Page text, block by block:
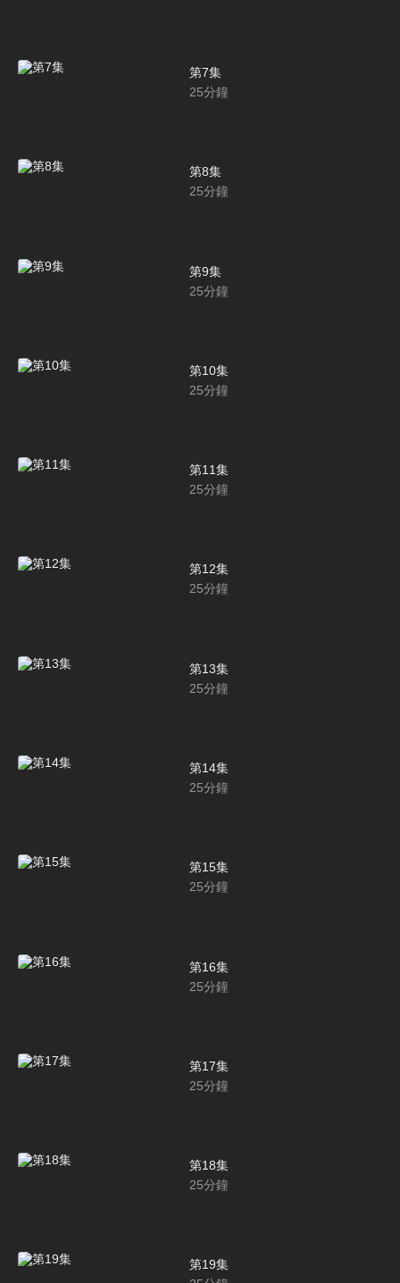
第7集
25分鐘
第8集
25分鐘
第9集
25分鐘
第10集
25分鐘
第11集
25分鐘
第12集
25分鐘
第13集
25分鐘
第14集
25分鐘
第15集
25分鐘
第16集
25分鐘
第17集
25分鐘
第18集
25分鐘
第19集